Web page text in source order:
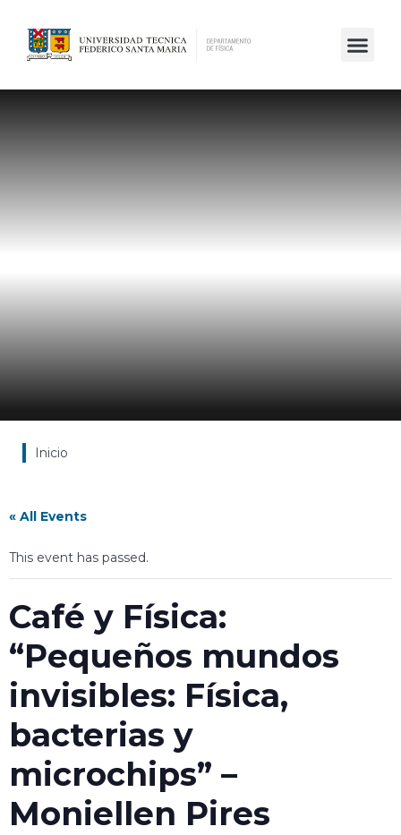
Inicio
« All Events
This event has passed.
Café y Física:
“Pequeños mundos
invisibles: Física,
bacterias y
microchips” –
Moniellen Pires